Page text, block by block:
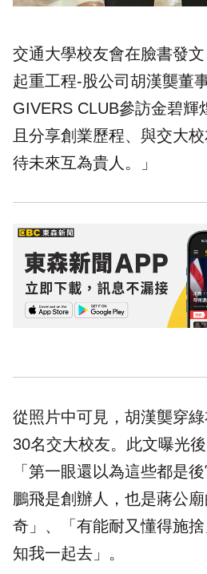
交通大學校友會在臉書發
起重工程-股公司胡漢龑董
GIVERS CLUB參訪金碧輝
且分享創業歷程、與交大
待未來互為貴人。」
從照片中可見，胡漢龑穿綠
30名交大校友。此文曝光
「第一眼還以為這些都是
鵬飛是創辦人，也是蔣公
奇」、「有能耐又懂得施
知我一起去」。